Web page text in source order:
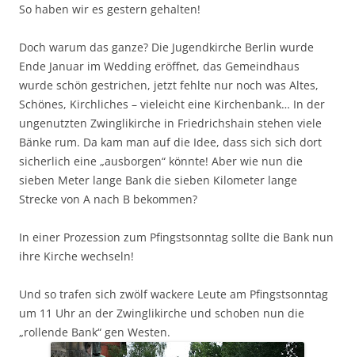
So haben wir es gestern gehalten!
Doch warum das ganze? Die Jugendkirche Berlin wurde
Ende Januar im Wedding eröffnet, das Gemeindhaus
wurde schön gestrichen, jetzt fehlte nur noch was Altes,
Schönes, Kirchliches – vieleicht eine Kirchenbank… In der
ungenutzten Zwinglikirche in Friedrichshain stehen viele
Bänke rum. Da kam man auf die Idee, dass sich sich dort
sicherlich eine „ausborgen“ könnte! Aber wie nun die
sieben Meter lange Bank die sieben Kilometer lange
Strecke von A nach B bekommen?
In einer Prozession zum Pfingstsonntag sollte die Bank nun
ihre Kirche wechseln!
Und so trafen sich zwölf wackere Leute am Pfingstsonntag
um 11 Uhr an der Zwinglikirche und schoben nun die
„rollende Bank“ gen Westen.